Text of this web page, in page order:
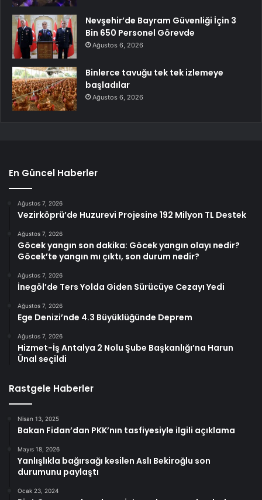
Nevşehir’de Bayram Güvenliği İçin 3
Bin 650 Personel Görevde
Ağustos 6, 2026
Binlerce tavuğu tek tek izlemeye
başladılar
Ağustos 6, 2026
En Güncel Haberler
Ağustos 7, 2026
Vezirköprü’de Huzurevi Projesine 192 Milyon TL Destek
Ağustos 7, 2026
Göcek yangın son dakika: Göcek yangın olayı nedir?
Göcek’te yangın mı çıktı, son durum nedir?
Ağustos 7, 2026
İnegöl’de Ters Yolda Giden Sürücüye Cezayı Yedi
Ağustos 7, 2026
Ege Denizi’nde 4.3 Büyüklüğünde Deprem
Ağustos 7, 2026
Hizmet-İş Antalya 2 Nolu Şube Başkanlığı’na Harun
Ünal seçildi
Rastgele Haberler
Nisan 13, 2025
Bakan Fidan’dan PKK’nın tasfiyesiyle ilgili açıklama
Mayıs 18, 2026
Yanlışlıkla bağırsağı kesilen Aslı Bekiroğlu son
durumunu paylaştı
Ocak 23, 2024